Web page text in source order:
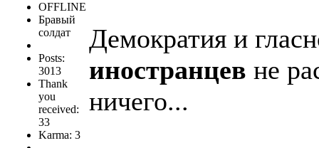
OFFLINE
Бравый
солдат
Posts:
3013
Thank
you
received:
33
Karma: 3
Демократия и
иностранцев не
ничего...